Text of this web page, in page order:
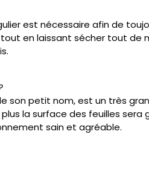
est nécessaire afin de
en laissant sécher tout de
de son petit nom, est un très
plus la surface des feuilles
sain et agréable.